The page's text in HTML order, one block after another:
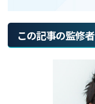
この記事の監修者